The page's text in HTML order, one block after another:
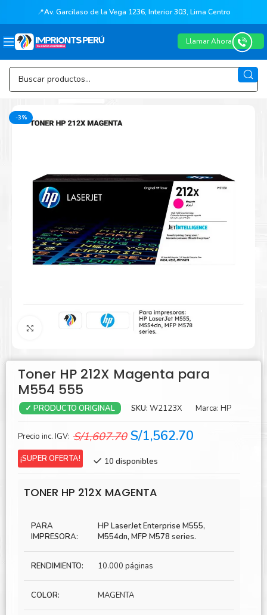
📍Av. Garcilaso de la Vega 1236, Interior 303, Lima Centro
Llamar Ahora
-3%
Agrandar
Toner HP 212X Magenta para
M554 555
✓ PRODUCTO ORIGINAL SKU: W2123X Marca: HP
Precio inc. IGV: S/1,607.70 El
original
S/1,607.70.
S/1,562.70
¡SUPER OFERTA! 10 disponibles
TONER HP 212X MAGENTA
PARA
IMPRESORA:
HP LaserJet Enterprise M555,
M554dn, MFP M578 series.
RENDIMIENTO: 10.000 páginas
COLOR: MAGENTA